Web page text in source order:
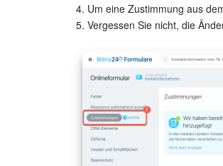
4. Um eine Zustimmung aus
5. Vergessen Sie nicht, die